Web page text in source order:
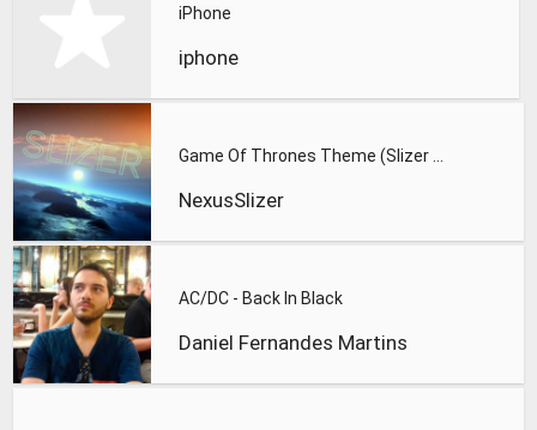
iPhone
iphone
NexusSlizer
AC/DC - Back In Black
Daniel Fernandes Martins